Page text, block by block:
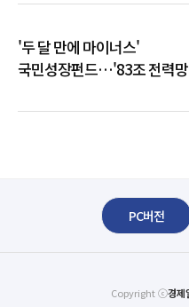
'두 달 만에 마이너스'
국민성장펀드…'83조 전력
PC버전
Copyright ⓒ경제